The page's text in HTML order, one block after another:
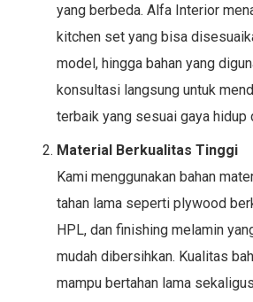
yang berbeda. Alfa Interior
kitchen set yang bisa
model, hingga bahan yang
konsultasi langsung untuk
terbaik yang sesuai gaya hidup
Material Berkualitas Tinggi
Kami menggunakan bahan
tahan lama seperti plywood
HPL, dan finishing melamin
mudah dibersihkan. Kualitas
mampu bertahan lama